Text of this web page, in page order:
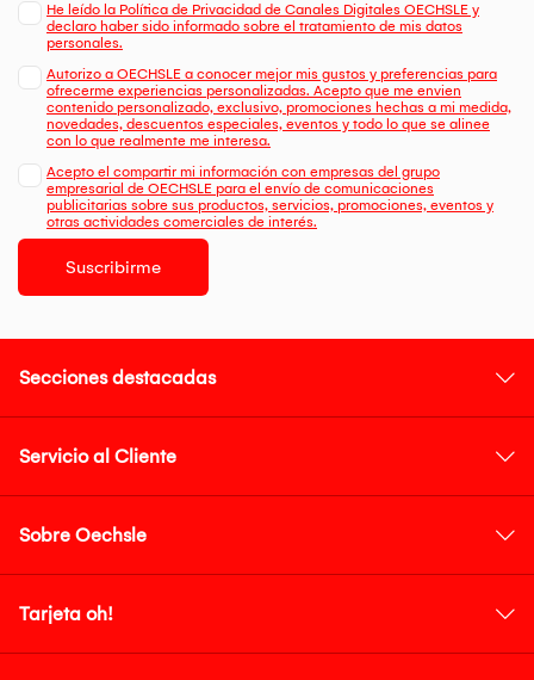
He leído la Política de Privacidad de Canales Digitales OECHSLE y
declaro haber sido informado sobre el tratamiento de mis datos
personales.
Autorizo a OECHSLE a conocer mejor mis gustos y preferencias para
ofrecerme experiencias personalizadas. Acepto que me envien
contenido personalizado, exclusivo, promociones hechas a mi medida,
novedades, descuentos especiales, eventos y todo lo que se alinee
con lo que realmente me interesa.
Acepto el compartir mi información con empresas del grupo
empresarial de OECHSLE para el envío de comunicaciones
publicitarias sobre sus productos, servicios, promociones, eventos y
otras actividades comerciales de interés.
Suscribirme
Secciones destacadas
Servicio al Cliente
Sobre Oechsle
Tarjeta oh!